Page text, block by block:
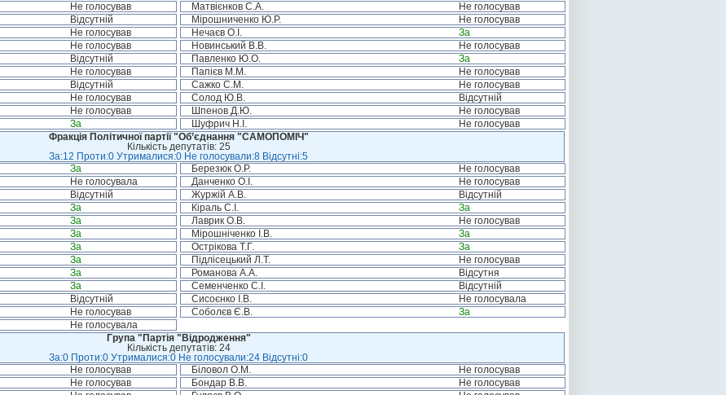
Не голосував Матвієнков С.А.
Не голосував
Відсутній Мірошниченко Ю.Р.
Не голосував
Не голосував Нечаєв О.І.
За
Не голосував Новинський В.В.
Не голосував
Відсутній Павленко Ю.О.
За
Не голосував Папієв М.М.
Не голосував
Відсутній Сажко С.М.
Не голосував
Не голосував Солод Ю.В.
Відсутній
Не голосував Шпенов Д.Ю.
Не голосував
За Шуфрич Н.І.
Не голосував
Фракція Політичної партії "Об’єднання "САМОПОМІЧ"
Кількість депутатів: 25
За:12 Проти:0 Утрималися:0 Не голосували:8 Відсутні:5
За Березюк О.Р.
Не голосував
Не голосувала Данченко О.І.
Не голосував
Відсутній Журжій А.В.
Відсутній
За Кіраль С.І.
За
За Лаврик О.В.
Не голосував
За Мірошніченко І.В.
За
За Острікова Т.Г.
За
За Підлісецький Л.Т.
Не голосував
За Романова А.А.
Відсутня
За Семенченко С.І.
Відсутній
Відсутній Сисоєнко І.В.
Не голосувала
Не голосував Соболєв Є.В.
За
Не голосувала
Група "Партія "Відродження"
Кількість депутатів: 24
За:0 Проти:0 Утрималися:0 Не голосували:24 Відсутні:0
Не голосував Біловол О.М.
Не голосував
Не голосував Бондар В.В.
Не голосував